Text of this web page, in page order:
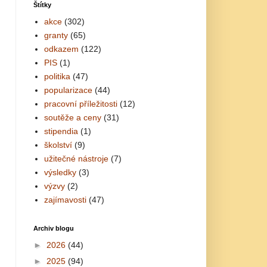
Štítky
akce (302)
granty (65)
odkazem (122)
PIS (1)
politika (47)
popularizace (44)
pracovní příležitosti (12)
soutěže a ceny (31)
stipendia (1)
školství (9)
užitečné nástroje (7)
výsledky (3)
výzvy (2)
zajímavosti (47)
Archiv blogu
► 2026 (44)
► 2025 (94)